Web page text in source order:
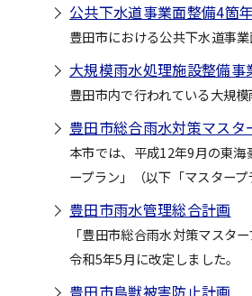
公共下水道事業面整備4箇
豊田市における公共下水道事
大規模雨水処理施設整備事
豊田市内で行われている大規
豊田市総合雨水対策マスタ
本市では、平成12年9月の東
ープラン」（以下「マスター
豊田市雨水管理総合計画
「豊田市総合雨水対策マスタ
令和5年5月に改定しました。
豊田市鳥獣被害防止計画